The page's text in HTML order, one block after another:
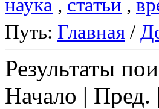
наука , статьи ,
Путь: Главная /
Результаты
Начало | Пред. |